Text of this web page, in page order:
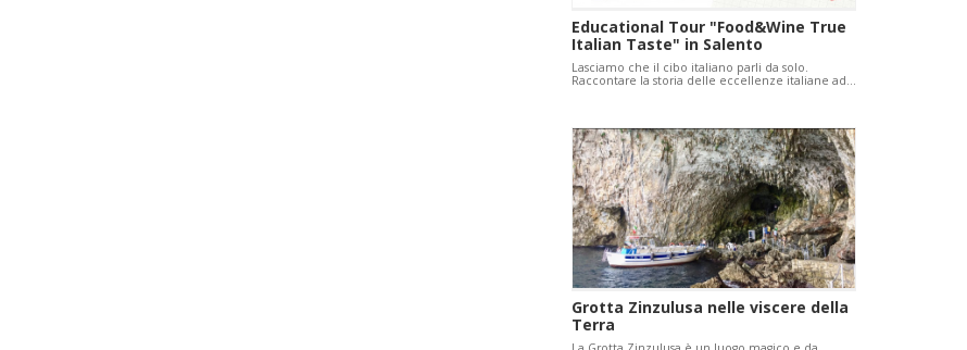
Educational Tour "Food&Wine True
Italian Taste" in Salento
Lasciamo che il cibo italiano parli da solo.
Raccontare la storia delle eccellenze italiane ad…
Grotta Zinzulusa nelle viscere della
Terra